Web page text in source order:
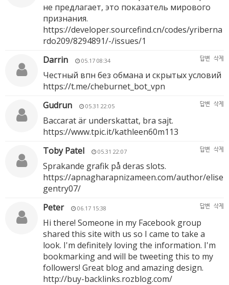
не предлагает, это показатель мирового
признания.
https://developer.sourcefind.cn/codes/yriberna
rdo209/8294891/-/issues/1
Darrin
05.17 08:34 답변 삭제
Честный впн без обмана и скрытых условий
https://t.me/cheburnet_bot_vpn
Gudrun
05.31 22:05 답변 삭제
Baccarat är underskattat, bra sajt.
https://www.tpic.it/kathleen60m113
Toby Patel
05.31 22:07 답변 삭제
Sprakande grafik på deras slots.
https://apnagharapnizameen.com/author/elise
gentry07/
Peter
06.17 15:38 답변 삭제
Hi there! Someone in my Facebook group
shared this site with us so I came to take a
look. I'm definitely loving the information. I'm
bookmarking and will be tweeting this to my
followers! Great blog and amazing design.
http://buy-backlinks.rozblog.com/